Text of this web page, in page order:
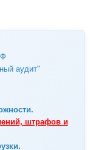
аудит"
штрафов и